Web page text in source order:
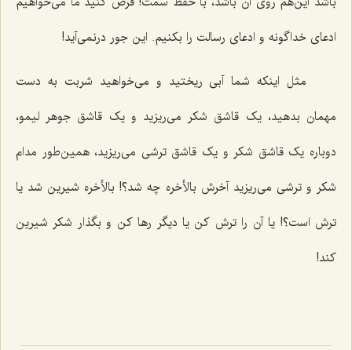
ادعای خداگونه و ادعای رسالت را بکنیم. این جور درنمی‌آید!
مثل اینکه شما آبی ریختید و می‌خواهید شربت به دست
مهمان بدهید، یک قاشق شکر می‌ریزید و یک قاشق جوهر لیمو،
دوباره یک قاشق شکر و یک قاشق ترشی می‌ریزید، همین‌طور مدام
شکر و ترشی می‌ریزید آخرش بالأخره چه شد؟! بالأخره شیرین شد یا
ترش است؟! یا آن را ترش کن یا دیگر رها کن و بگذار شکر شیرین
کند!